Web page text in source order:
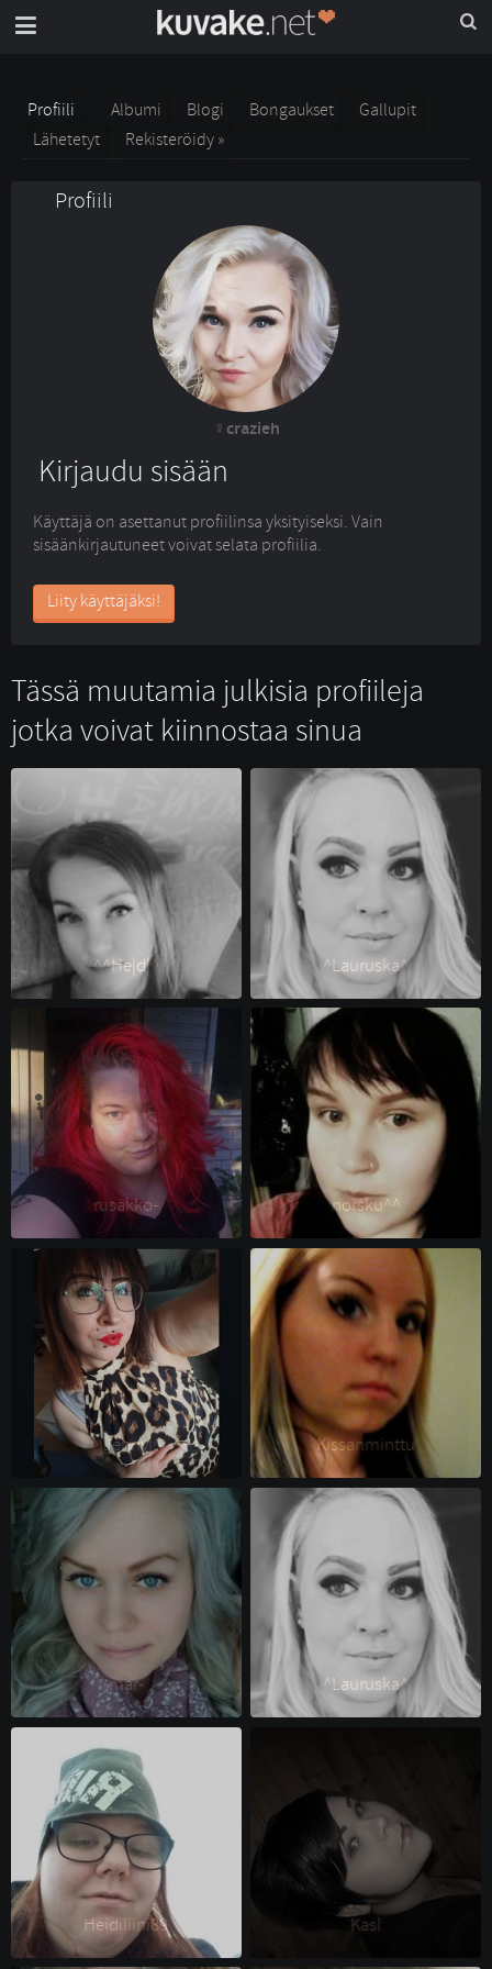
Profiili Albumi Blogi Bongaukset
Gallupit
Lähetetyt
Rekisteröidy »
Profiili
crazieh
Kirjaudu sisään
Käyttäjä on asettanut profiilinsa yksityiseksi. Vain
sisäänkirjautuneet voivat selata profiilia.
Liity käyttäjäksi!
Tässä muutamia julkisia profiileja
jotka voivat kiinnostaa sinua
^^He|d|^ ^Lauruska^
rusakko- norsku^^
^|Jenny|^ Kissanminttu
mar- ^Lauruska^
Heidiliini89 Kasl